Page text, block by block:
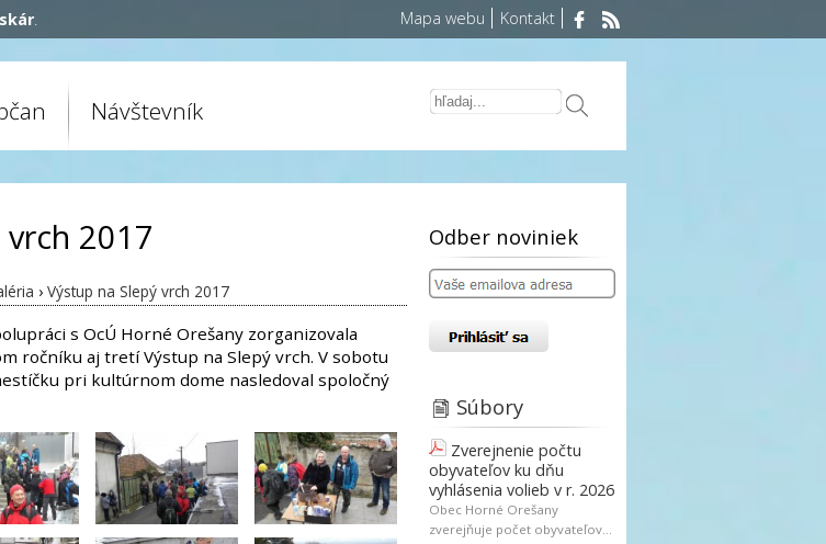
. Mapa webu Kontakt
Návštevník
2017
› Výstup na Slepý vrch 2017
s OcÚ Horné Orešany zorganizovala
ročníku aj tretí Výstup na Slepý vrch. V sobotu
pri kultúrnom dome nasledoval spoločný
Odber noviniek
Súbory
Zverejnenie počtu
obyvateľov ku dňu
vyhlásenia volieb v r. 2026
Obec Horné Orešany
zverejňuje počet obyvateľov...